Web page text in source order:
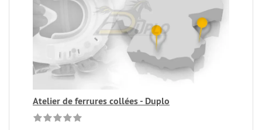
Atelier de ferrures collées - Duplo